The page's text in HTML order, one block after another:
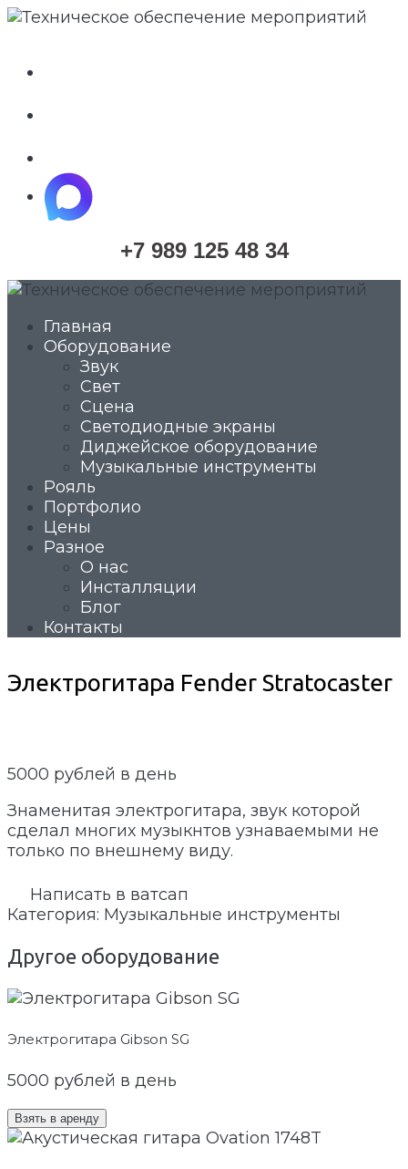
maximize
+7 989 125 48 34
Главная
Оборудование
Звук
Свет
Сцена
Светодиодные экраны
Диджейское оборудование
Музыкальные инструменты
Рояль
Портфолио
Цены
Разное
О нас
Инсталляции
Блог
Контакты
Электрогитара Fender Stratocaster
5000 рублей в день
Знаменитая электрогитара, звук которой
сделал многих музыкнтов узнаваемыми не
только по внешнему виду.
Написать в ватсап
Категория: Музыкальные инструменты
Другое оборудование
Электрогитара Gibson SG
5000 рублей в день
Взять в аренду